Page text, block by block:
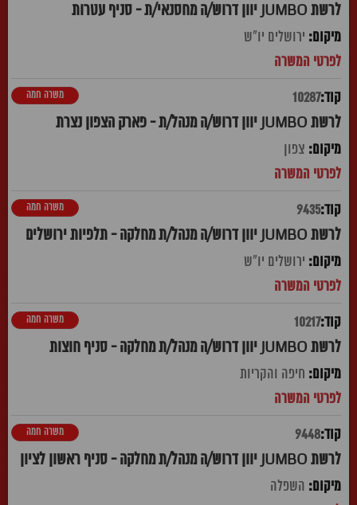
לרשת JUMBO יוון דרוש/ה מחסנאי/ת - סניף עטרות
ירושלים יו"ש
10287
לרשת JUMBO יוון דרוש/ה מנהל/ת - פארק הצפון נצרת
משרה חמה
צפון
9435
לרשת JUMBO יוון דרוש/ה מנהל/ת מחלקה - תלפיות ירושלים
משרה חמה
ירושלים יו"ש
10217
לרשת JUMBO יוון דרוש/ה מנהל/ת מחלקה - סניף חוצות
משרה חמה
חיפה והקריות
9448
לרשת JUMBO יוון דרוש/ה מנהל/ת מחלקה - סניף ראשון לציון
משרה חמה
השפלה